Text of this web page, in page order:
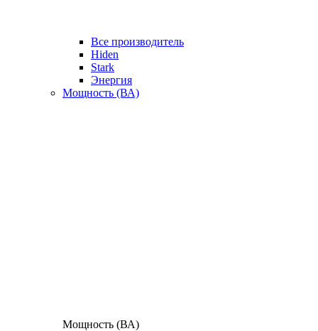
Все производитель
Hiden
Stark
Энергия
Мощность (ВА)
Мощность (ВА)